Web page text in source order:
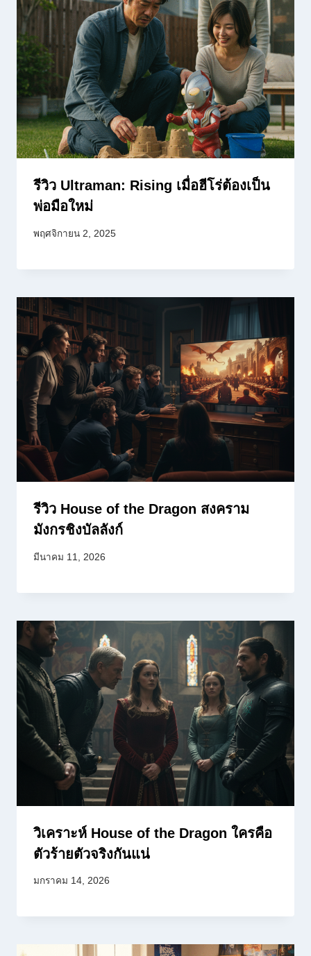
รีวิว Ultraman: Rising เมื่อฮีโร่ต้องเป็น
พ่อมือใหม่
พฤศจิกายน 2, 2025
รีวิว House of the Dragon สงคราม
มังกรชิงบัลลังก์
มีนาคม 11, 2026
วิเคราะห์ House of the Dragon ใครคือ
ตัวร้ายตัวจริงกันแน่
มกราคม 14, 2026